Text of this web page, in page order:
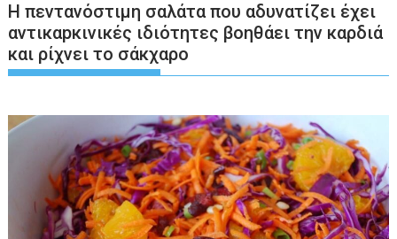
Η πεντανόστιμη σαλάτα που αδυνατίζει έχει
αντικαpκινικές ιδιότητες βοηθάει την καρδιά
και ρίχνει το σάκχαρο